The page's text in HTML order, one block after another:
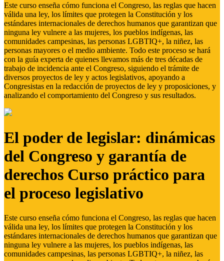
Este curso enseña cómo funciona el Congreso, las reglas que hacen
válida una ley, los límites que protegen la Constitución y los
estándares internacionales de derechos humanos que garantizan que
ninguna ley vulnere a las mujeres, los pueblos indígenas, las
comunidades campesinas, las personas LGBTIQ+, la niñez, las
personas mayores o el medio ambiente. Todo este proceso se hará
con la guía experta de quienes llevamos más de tres décadas de
trabajo de incidencia ante el Congreso, siguiendo el trámite de
diversos proyectos de ley y actos legislativos, apoyando a
Congresistas en la redacción de proyectos de ley y proposiciones, y
analizando el comportamiento del Congreso y sus resultados.
El poder de legislar: dinámicas
del Congreso y garantía de
derechos Curso práctico para
el proceso legislativo
Este curso enseña cómo funciona el Congreso, las reglas que hacen
válida una ley, los límites que protegen la Constitución y los
estándares internacionales de derechos humanos que garantizan que
ninguna ley vulnere a las mujeres, los pueblos indígenas, las
comunidades campesinas, las personas LGBTIQ+, la niñez, las